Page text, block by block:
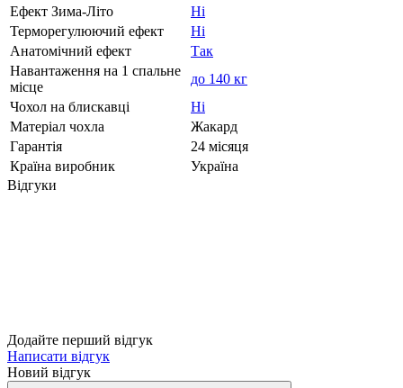
Ефект Зима-Літо
Ні
Терморегулюючий ефект
Ні
Анатомічний ефект
Так
Навантаження на 1 спальне
місце
до 140 кг
Чохол на блискавці
Ні
Матеріал чохла
Жакард
Гарантія
24 місяця
Країна виробник
Україна
Відгуки
Додайте перший відгук
Написати відгук
Новий відгук